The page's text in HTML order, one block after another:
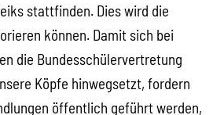
stattfinden. Dies wird die
können. Damit sich bei
die Bundesschülervertretung
Köpfe hinwegsetzt, fordern
öffentlich geführt werden,